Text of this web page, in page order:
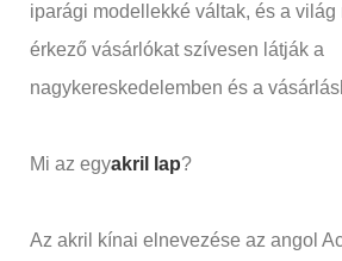
iparági modellekké váltak, és a világ
érkező vásárlókat szívesen látják a
nagykereskedelemben és a
Mi az egyakril lap?
Az akril kínai elnevezése az angol